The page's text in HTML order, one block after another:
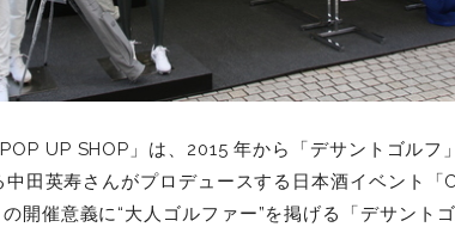
UP SHOP」は、2015 年から「デサントゴルフ
田英寿さんがプロデュースする日本酒イベント「
開催意義に“大人ゴルファー”を掲げる「デサント